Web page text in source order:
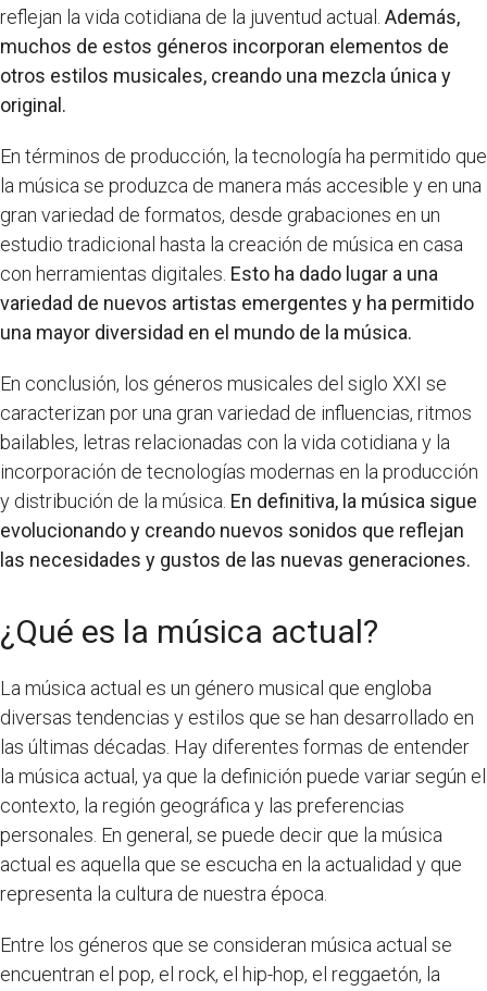
reflejan la vida cotidiana de la juventud actual. Además,
muchos de estos géneros incorporan elementos de
otros estilos musicales, creando una mezcla única y
original.
En términos de producción, la tecnología ha permitido que
la música se produzca de manera más accesible y en una
gran variedad de formatos, desde grabaciones en un
estudio tradicional hasta la creación de música en casa
con herramientas digitales. Esto ha dado lugar a una
variedad de nuevos artistas emergentes y ha permitido
una mayor diversidad en el mundo de la música.
En conclusión, los géneros musicales del siglo XXI se
caracterizan por una gran variedad de influencias, ritmos
bailables, letras relacionadas con la vida cotidiana y la
incorporación de tecnologías modernas en la producción
y distribución de la música. En definitiva, la música sigue
evolucionando y creando nuevos sonidos que reflejan
las necesidades y gustos de las nuevas generaciones.
¿Qué es la música actual?
La música actual es un género musical que engloba
diversas tendencias y estilos que se han desarrollado en
las últimas décadas. Hay diferentes formas de entender
la música actual, ya que la definición puede variar según el
contexto, la región geográfica y las preferencias
personales. En general, se puede decir que la música
actual es aquella que se escucha en la actualidad y que
representa la cultura de nuestra época.
Entre los géneros que se consideran música actual se
encuentran el pop, el rock, el hip-hop, el reggaetón, la